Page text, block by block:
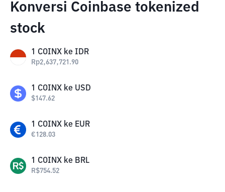
Konversi Coinbase tokenized
stock
1 COINX ke IDR
Rp2,637,721.90
1 COINX ke USD
$147.62
1 COINX ke EUR
€128.03
1 COINX ke BRL
R$754.52